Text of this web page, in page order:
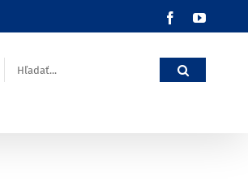
Facebook
Hľadať: